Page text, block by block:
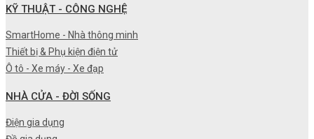
KỸ THUẬT - CÔNG NGHỆ
SmartHome - Nhà thông minh
Thiết bị & Phụ kiện điện tử
Ô tô - Xe máy - Xe đạp
NHÀ CỬA - ĐỜI SỐNG
Điện gia dụng